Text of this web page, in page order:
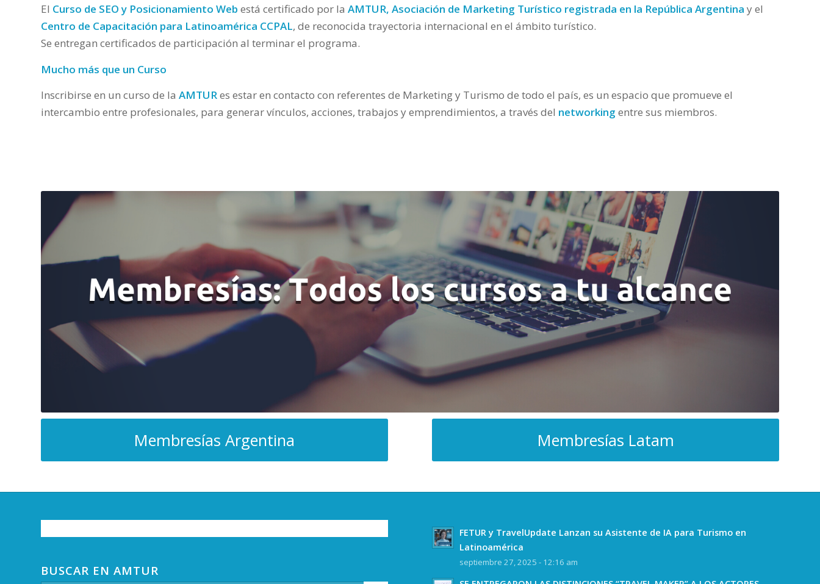
El Curso de SEO y Posicionamiento Web está certificado por la AMTUR, Asociación de Marketing Turístico registrada en la República Argentina y el
Centro de Capacitación para Latinoamérica CCPAL, de reconocida trayectoria internacional en el ámbito turístico.
Se entregan certificados de participación al terminar el programa.
Mucho más que un Curso
Inscribirse en un curso de la AMTURes estar en contacto con referentes de Marketing y Turismo de todo el país, es un espacio que promueve el
intercambio entre profesionales, para generar vínculos, acciones, trabajos y emprendimientos, a través del networking entre sus miembros.
Membresías Argentina Membresías Latam
BUSCAR EN AMTUR
FETUR y TravelUpdate Lanzan su Asistente de IA para Turismo en
Latinoamérica
septiembre 27, 2025 - 12:16 am